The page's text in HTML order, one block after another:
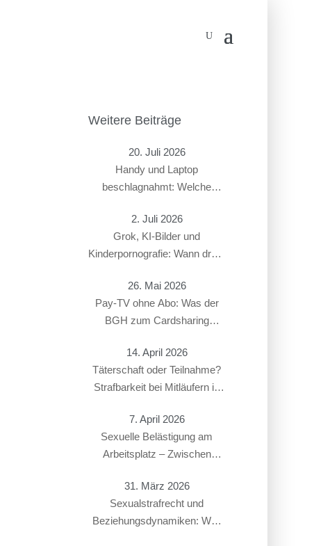
Weitere Beiträge
20. Juli 2026
Handy und Laptop
beschlagnahmt: Welche
2. Juli 2026
Grok, KI-Bilder und
Kinderpornografie: Wann droht
26. Mai 2026
Pay-TV ohne Abo: Was der
BGH zum Cardsharing
14. April 2026
Täterschaft oder Teilnahme?
Strafbarkeit bei Mitläufern in
7. April 2026
Sexuelle Belästigung am
Arbeitsplatz – Zwischen
Überschneidung von § 184i
StGB mit arbeitsrechtlichen
Konsequenzen
31. März 2026
Sexualstrafrecht und
Beziehungsdynamiken: Was